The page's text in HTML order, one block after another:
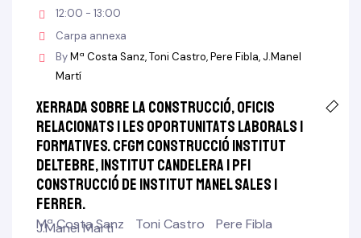
12:00 - 13:00
Carpa annexa
ByMª Costa Sanz Toni Castro Pere Fibla J.Manel
Martí
Xerrada sobre la construcció, oficis
relacionats i les oportunitats laborals i
formatives. CFGM Construcció Institut
Deltebre, Institut Candelera i PFI
Construcció de Institut Manel Sales i
Ferrer.
Mª Costa Sanz Toni Castro Pere Fibla
J.Manel Martí